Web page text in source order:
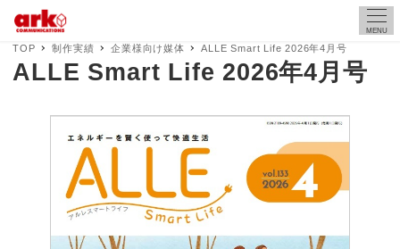
MENU
TOP 制作実績 企業様向け媒体 ALLE Smart Life 2026年4月号
ALLE Smart Life 2026年4月号